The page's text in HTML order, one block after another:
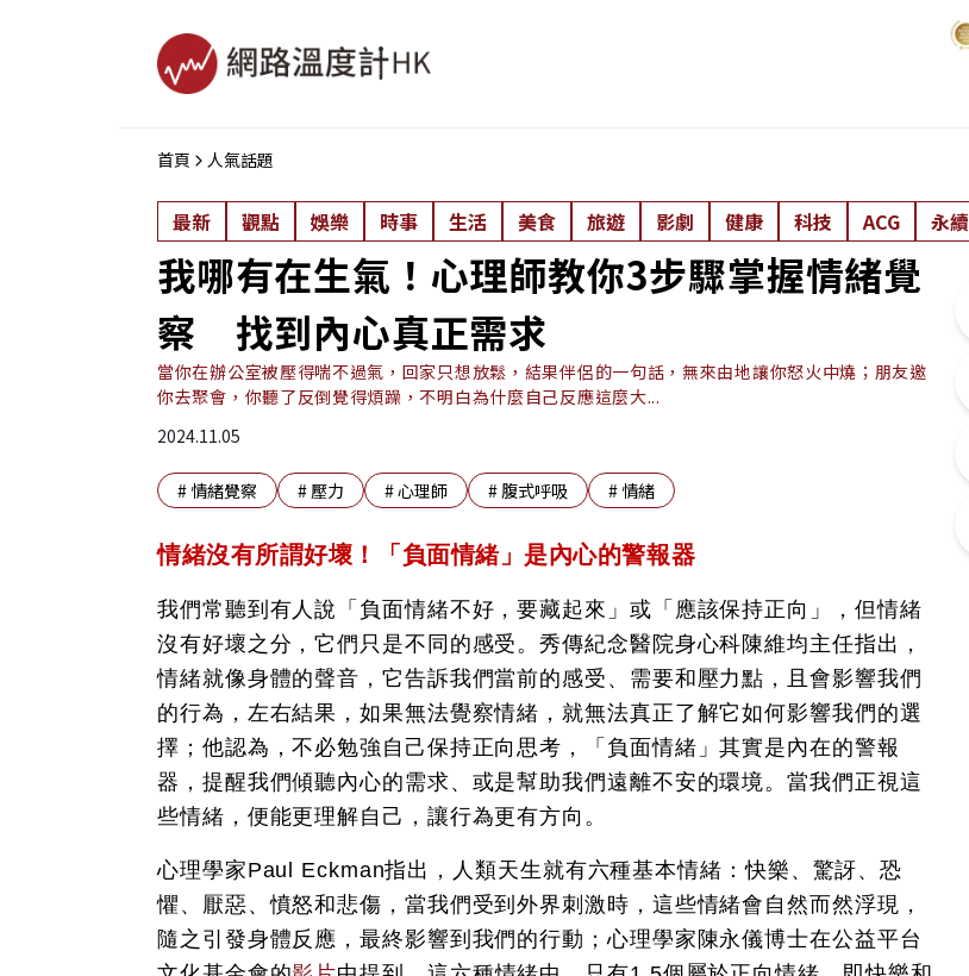
首頁 人氣話題
最新 觀點 娛樂 時事 生活 美食 旅遊 影劇 健康 科技 ACG 永續
我哪有在生氣！心理師教你3步驟掌握情緒覺
察 找到內心真正需求
當你在辦公室被壓得喘不過氣，回家只想放鬆，結果伴侶的一句話，無來由地讓你怒火中燒；朋友邀
你去聚會，你聽了反倒覺得煩躁，不明白為什麼自己反應這麼大...
2024.11.05
# 情緒覺察 # 壓力 #心理師 # 腹式呼吸 # 情緒
情緒沒有所謂好壞！「負面情緒」是內心的警報器
我們常聽到有人說「負面情緒不好，要藏起來」或「應該保持正向」，但情緒
沒有好壞之分，它們只是不同的感受。秀傳紀念醫院身心科陳維均主任指出，
情緒就像身體的聲音，它告訴我們當前的感受、需要和壓力點，且會影響我們
的行為，左右結果，如果無法覺察情緒，就無法真正了解它如何影響我們的選
擇；他認為，不必勉強自己保持正向思考，「負面情緒」其實是內在的警報
器，提醒我們傾聽內心的需求、或是幫助我們遠離不安的環境。當我們正視這
些情緒，便能更理解自己，讓行為更有方向。
心理學家Paul Eckman指出，人類天生就有六種基本情緒：快樂、驚訝、恐
懼、厭惡、憤怒和悲傷，當我們受到外界刺激時，這些情緒會自然而然浮現，
隨之引發身體反應，最終影響到我們的行動；心理學家陳永儀博士在公益平台